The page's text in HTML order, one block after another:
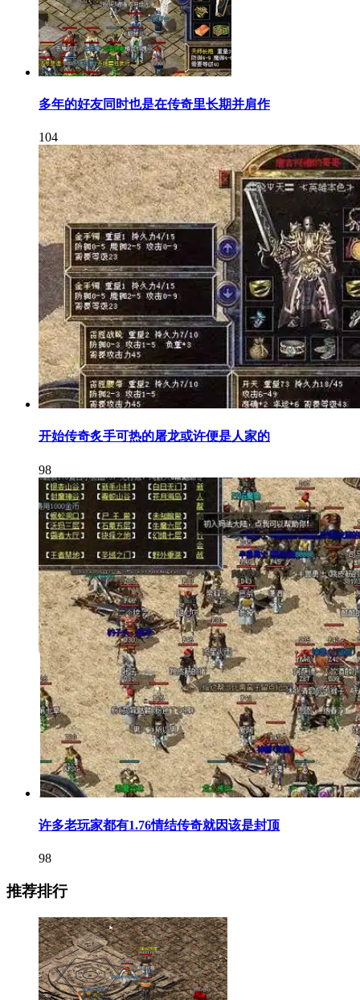
多年的好友同时也是在传奇里长期并肩作
104
开始传奇炙手可热的屠龙或许便是人家的
98
许多老玩家都有1.76情结传奇就因该是封顶
98
推荐排行